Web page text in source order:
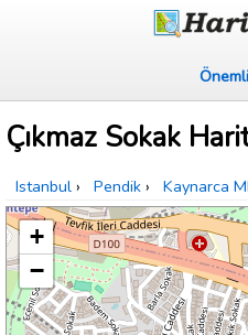
Çıkmaz Sokak
Istanbul › Pendik › Kaynarca
+
−